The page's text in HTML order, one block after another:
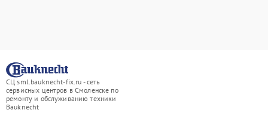
СЦ sml.bauknecht-fix.ru - сеть
сервисных центров в Смоленске по
ремонту и обслуживанию техники
Bauknecht